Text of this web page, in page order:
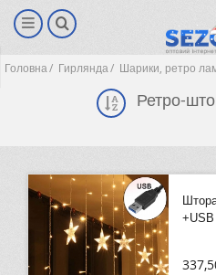
Головна Гирлянда Шарики, ретро
Ретро-
+USB